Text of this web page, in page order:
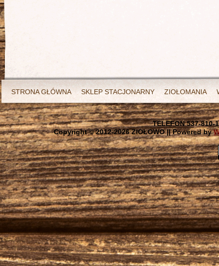
STRONA GŁÓWNA SKLEP STACJONARNY ZIOŁOMANIA
TELEFON 537-810-
Copyright © 2012-2026 ZIOŁOWO || Powered by